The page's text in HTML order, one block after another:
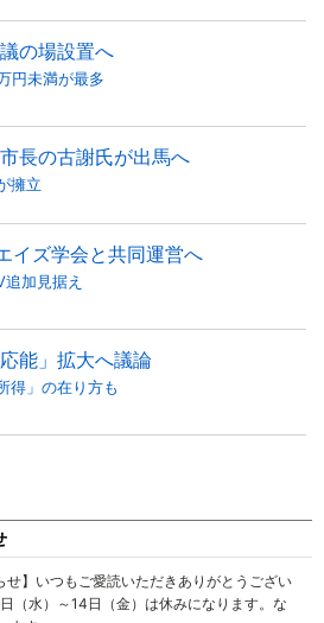
の場設置へ
円未満が最多
長の古謝氏が出馬へ
擁立
イズ学会と共同運営へ
加見据え
能」拡大へ議論
得」の在り方も
せ】いつもご愛読いただきありがとうござい
（水）～14日（金）は休みになります。な